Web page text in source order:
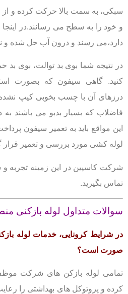
سبکی، به سمت بالا حرکت کرده و از
و خود را به سطح می رسانند.در
دارد،می رسند و درون آب حل شده و
در نتیجه شما بوی بد توالت، بوی
کنید. گاهی سیفون که بصورت
درزهای آن با چسب بخوبی کیپ نشده
فاضلاب که بسیار بدبو می باشند به
این مواقع باید به تعمیر سیفون
لوله کشی مورد بررسی و تعمیر قرار
شرکت کاسپین در این زمینه تجربه و
تماس بگیرید.
سوالات متداول لوله بازکنی منطقه 1
صورت است؟
تمامی لوله بازکن های شرکت
کرده و پروتوکل های بهداشتی را